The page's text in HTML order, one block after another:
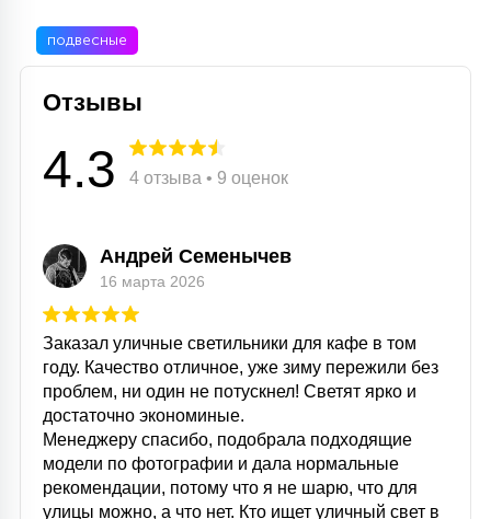
подвесные
Отзывы
4.3 4 отзыва • 9 оценок
Андрей Семенычев
16 марта 2026
Заказал уличные светильники для кафе в том
году. Качество отличное, уже зиму пережили без
проблем, ни один не потускнел! Светят ярко и
достаточно экономиные.
Менеджеру спасибо, подобрала подходящие
модели по фотографии и дала нормальные
рекомендации, потому что я не шарю, что для
улицы можно, а что нет. Кто ищет уличный свет в